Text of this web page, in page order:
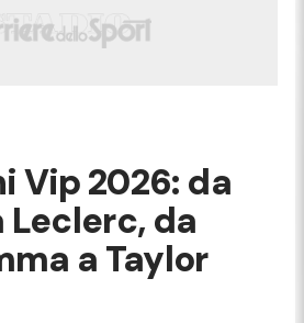
Vip 2026: da
Leclerc, da
a Taylor